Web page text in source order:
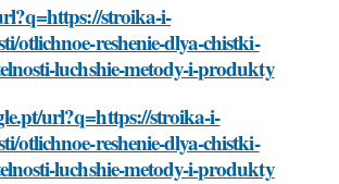
stroika-i-
otlichnoe-reshenie-dlya-chistki-
luchshie-metody-i-produkty
url?q=https://stroika-i-
otlichnoe-reshenie-dlya-chistki-
luchshie-metody-i-produkty